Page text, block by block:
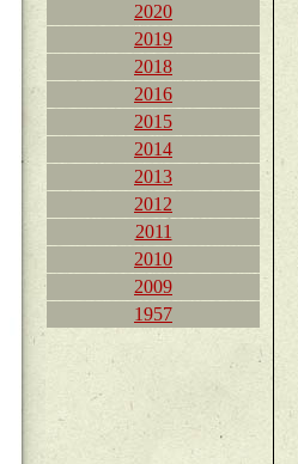
2020
2019
2018
2016
2015
2014
2013
2012
2011
2010
2009
1957